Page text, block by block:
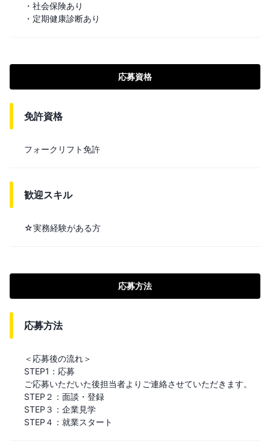
・社会保険あり
・定期健康診断あり
応募資格
免許資格
フォークリフト免許
歓迎スキル
☆実務経験がある方
応募方法
応募方法
＜応募後の流れ＞
STEP1：応募
ご応募いただいた後担当者よりご連絡させていただきます。
STEP２：面談・登録
STEP３：企業見学
STEP４：就業スタート